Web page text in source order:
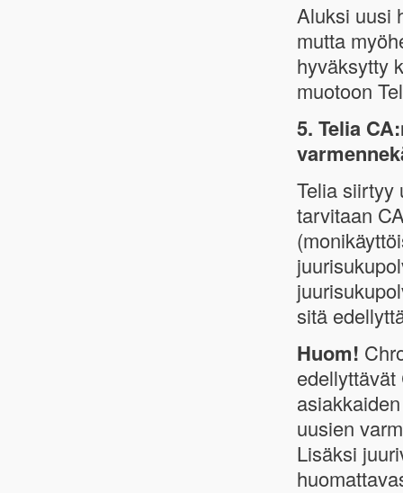
Aluksi uusi
mutta
hyväksytty
muotoon
5. Telia
Telia siirtyy
tarvitaan
sitä
Huom!
uusien
Lisäksi